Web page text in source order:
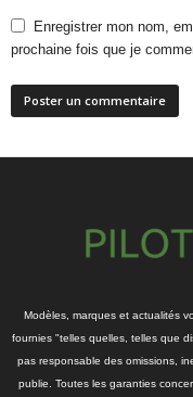
Enregistrer mon nom,
prochaine fois que je
Modèles, marques et actualités
fournies "telles quelles, telles que
pas responsable des omissions,
publie. Toutes les garanties